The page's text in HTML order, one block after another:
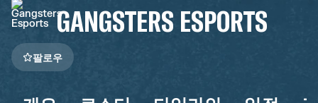
GANGSTERS ESPORTS
팔로우